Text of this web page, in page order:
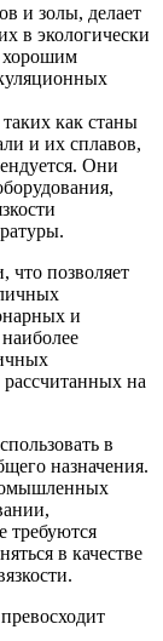
и золы, делает
в экологически
хорошим
как станы
и их сплавов,
Они
что позволяет
и
на
в
назначения.
требуются
в качестве